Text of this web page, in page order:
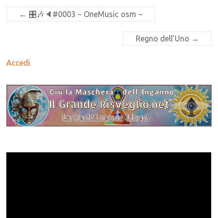
← 🎛🎶🔈#0003 ~ OneMusic osm ~
Regno dell’Uno →
Accedi